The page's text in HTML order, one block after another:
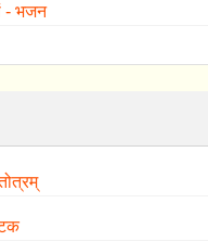
- भजन